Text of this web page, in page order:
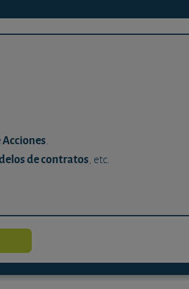
.
de contratos, etc.